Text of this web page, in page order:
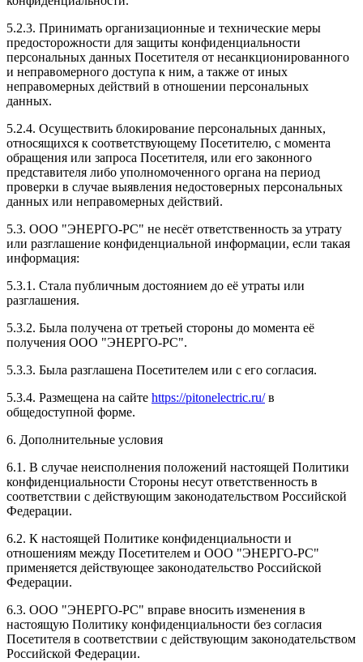
5.2.3. Принимать организационные и технические меры
предосторожности для защиты конфиденциальности
персональных данных Посетителя от несанкционированного
и неправомерного доступа к ним, а также от иных
неправомерных действий в отношении персональных
данных.
5.2.4. Осуществить блокирование персональных данных,
относящихся к соответствующему Посетителю, с момента
обращения или запроса Посетителя, или его законного
представителя либо уполномоченного органа на период
проверки в случае выявления недостоверных персональных
данных или неправомерных действий.
5.3. ООО "ЭНЕРГО-РС" не несёт ответственность за утрату
или разглашение конфиденциальной информации, если такая
информация:
5.3.1. Стала публичным достоянием до её утраты или
разглашения.
5.3.2. Была получена от третьей стороны до момента её
получения ООО "ЭНЕРГО-РС".
5.3.3. Была разглашена Посетителем или с его согласия.
5.3.4. Размещена на сайте https://pitonelectric.ru/в
общедоступной форме.
6. Дополнительные условия
6.1. В случае неисполнения положений настоящей Политики
конфиденциальности Стороны несут ответственность в
соответствии с действующим законодательством Российской
Федерации.
6.2. К настоящей Политике конфиденциальности и
отношениям между Посетителем и ООО "ЭНЕРГО-РС"
применяется действующее законодательство Российской
Федерации.
6.3. ООО "ЭНЕРГО-РС" вправе вносить изменения в
настоящую Политику конфиденциальности без согласия
Посетителя в соответствии с действующим законодательством
Российской Федерации.